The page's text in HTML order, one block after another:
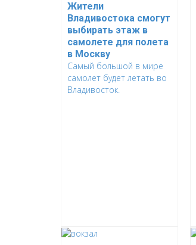
Жители
Владивостока смогут
выбирать этаж в
самолете для полета
в Москву
Самый большой в мире
самолет будет летать во
Владивосток.